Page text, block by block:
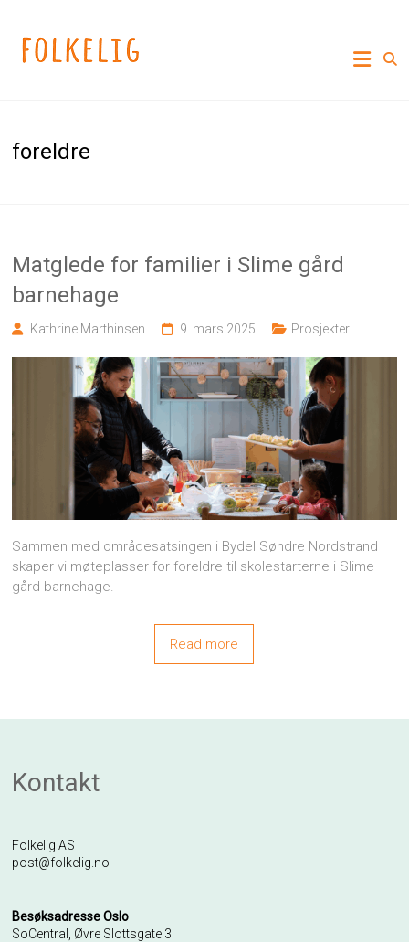
contentFolkelig
samfunnsutfordringer
foreldre
Matglede for familier i Slime gård
barnehage
Kathrine Marthinsen 9. mars 2025 Prosjekter
Sammen med områdesatsingen i Bydel Søndre Nordstrand
skaper vi møteplasser for foreldre til skolestarterne i Slime
gård barnehage.
Read more
Kontakt
Folkelig AS
post@folkelig.no
Besøksadresse Oslo
SoCentral, Øvre Slottsgate 3